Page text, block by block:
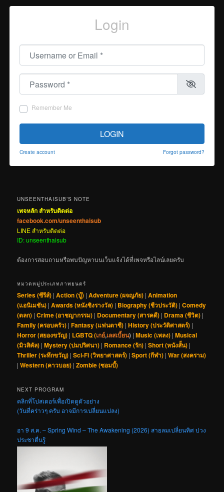
Login
Username or Email
Password
Remember Me
LOGIN
Create account Forgot password?
UNSEENTHAISUB’S NOTE
เพจหลัก สำหรับติดต่อ
facebook.com/unseenthaisub
LINE สำหรับติดต่อ
ID: unseenthaisub
ต้องการสอบถามหรือพบปัญหาบนเว็บแจ้งได้ที่เพจหรือไลน์เลยครับ
หมวดหมู่ประเภทภาพยนตร์
Series (ซีรีส์) |Action (บู๊) |Adventure (ผจญภัย) |Animation
(แอนิเมชัน) |Awards (หนังชิงรางวัล) | Biography (ชีวประวัติ) |Comedy
(ตลก) |Crime (อาชญากรรม) | Documentary (สารคดี) | Drama (ชีวิต) |
Family (ครอบครัว) |Fantasy (แฟนตาซี) |History (ประวัติศาสตร์) |
Horror (สยองขวัญ) | LGBTQ (เกย์,เลสเบี้ยน) |Music (เพลง) |Musical
(มิวสิคัล) |Mystery (ปมปริศนา) | Romance (รัก) |Short (หนังสั้น) |
Thriller (ระทึกขวัญ) |Sci-Fi (วิทยาศาสตร์) |Sport (กีฬา) |War (สงคราม)
|Western (คาวบอย) |Zombie (ซอมบี้)
NEXT PROGRAM
คลิกที่โปสเตอร์เพื่อเปิดดูตัวอย่าง
(วันที่คร่าวๆ ครับ อาจมีการเปลี่ยนแปลง)
อา 9 ส.ค. – Spring Wind – The Awakening (2026) สายลมเปลี่ยนทิศ ปวง
ประชาตื่นรู้